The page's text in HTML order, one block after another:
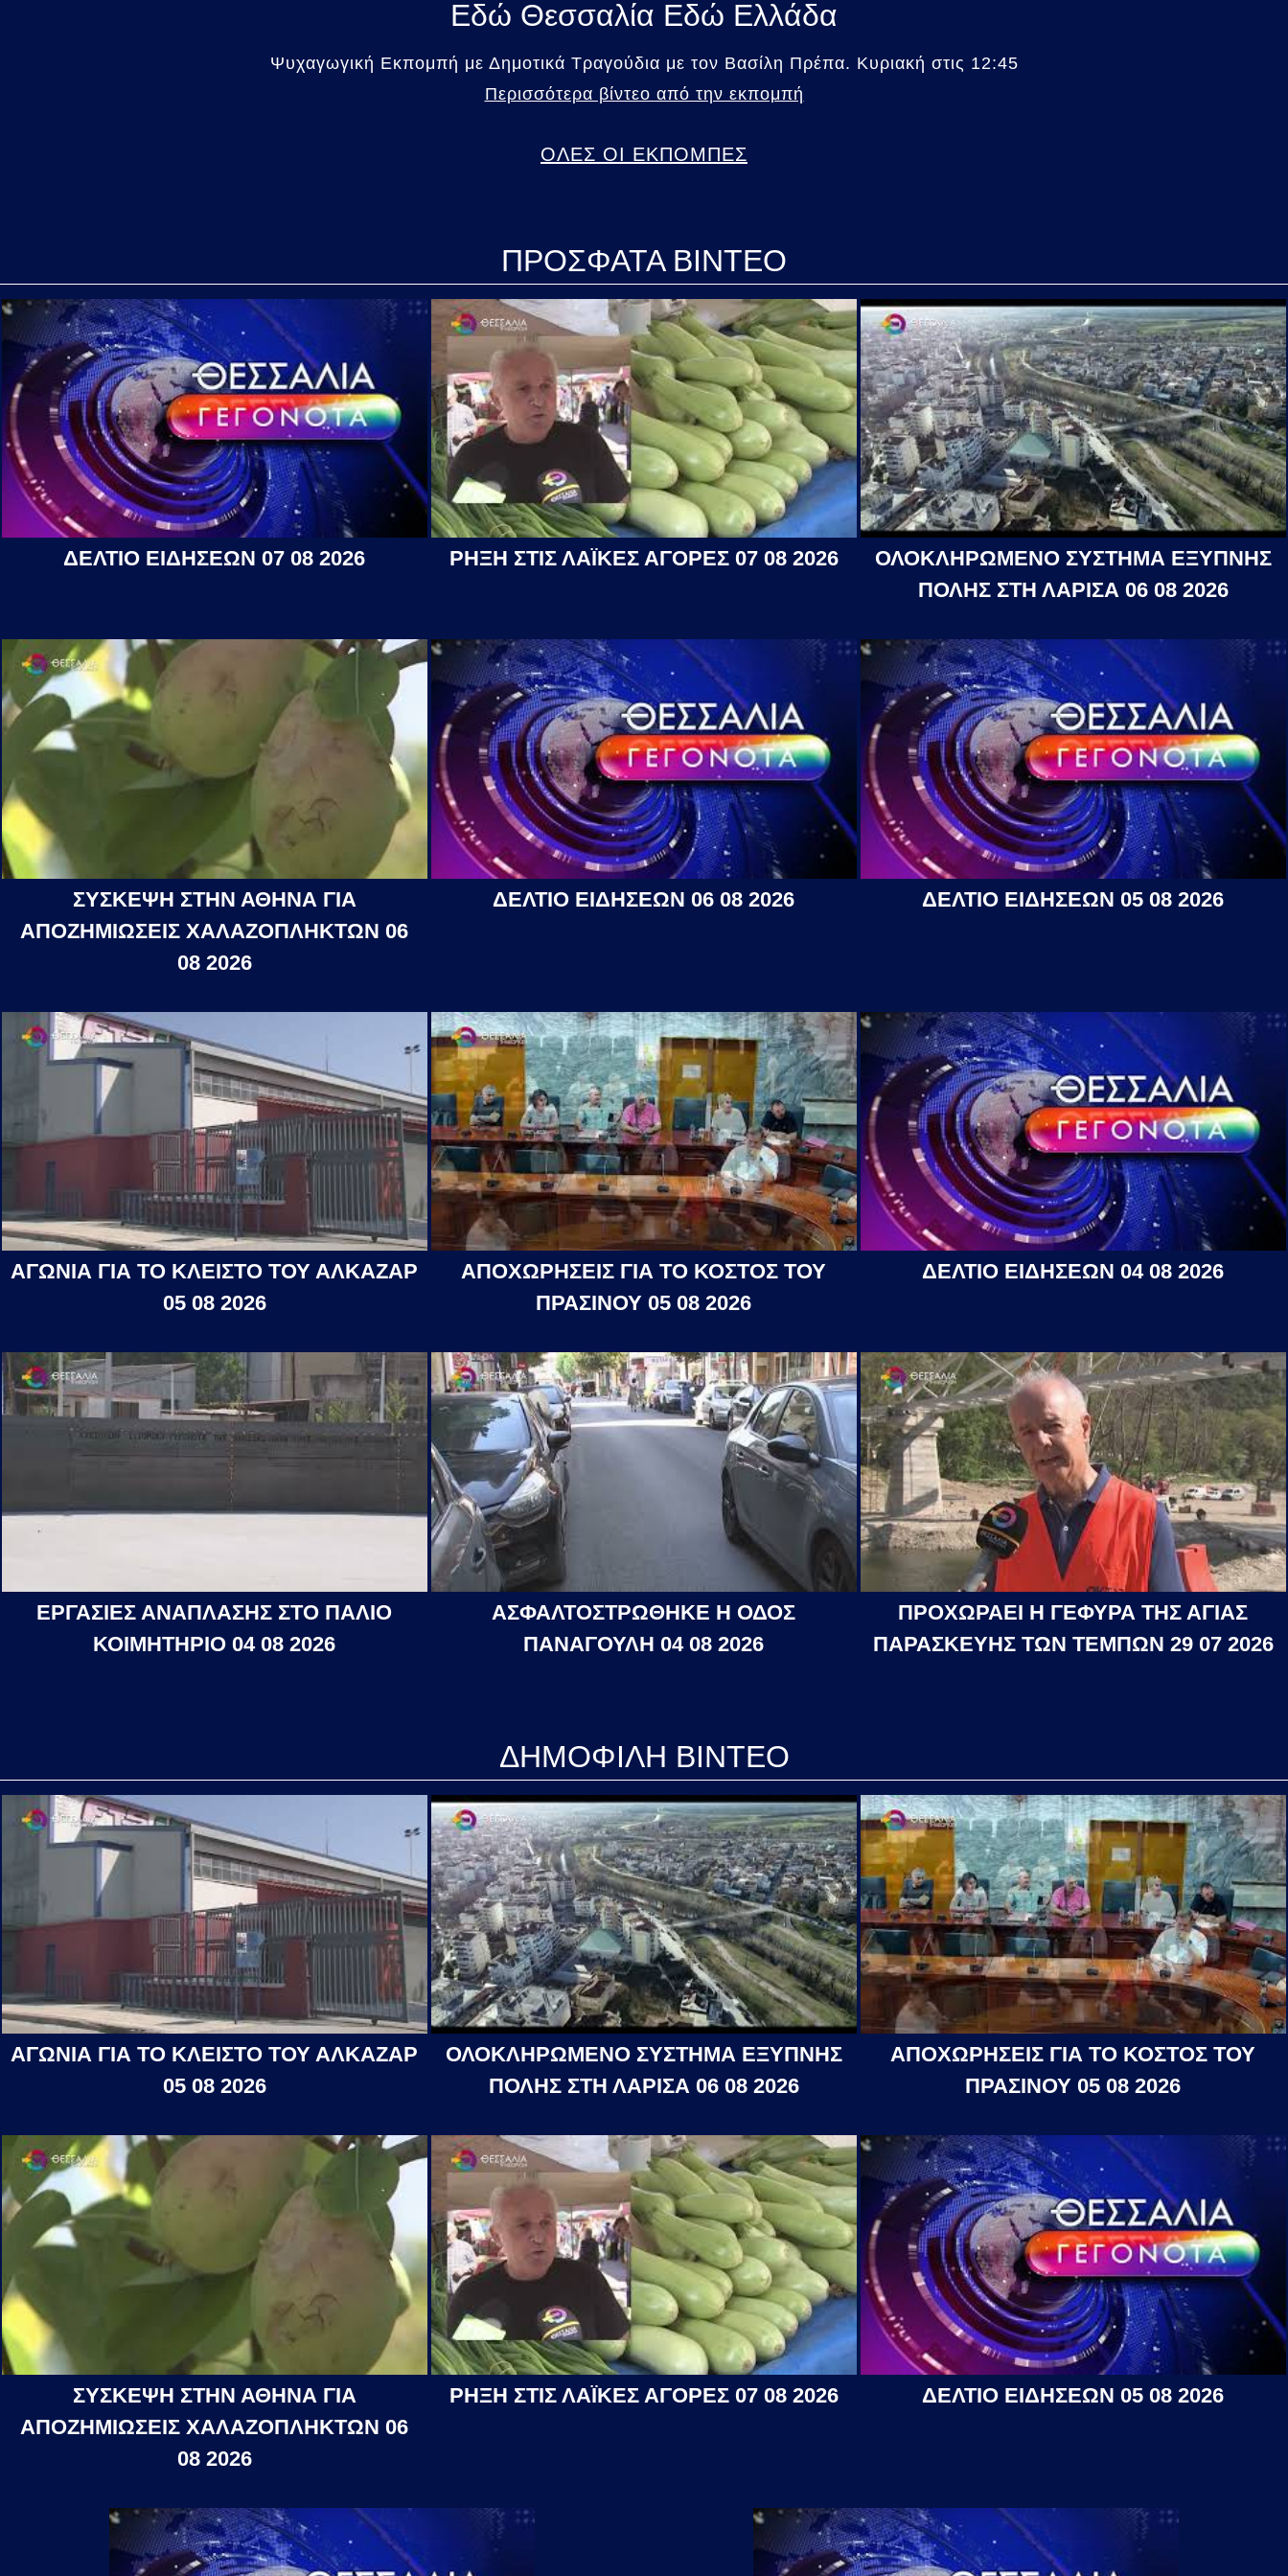
Εδώ Θεσσαλία Εδώ Ελλάδα
Ψυχαγωγική Εκπομπή με Δημοτικά Τραγούδια με τον Βασίλη Πρέπα. Κυριακή στις 12:45
Περισσότερα βίντεο από την εκπομπή
ΟΛΕΣ ΟΙ ΕΚΠΟΜΠΕΣ
ΠΡΟΣΦΑΤΑ ΒΙΝΤΕΟ
ΔΕΛΤΙΟ ΕΙΔΗΣΕΩΝ 07 08 2026 ΡΗΞΗ ΣΤΙΣ ΛΑΪΚΕΣ ΑΓΟΡΕΣ 07 08 2026
ΟΛΟΚΛΗΡΩΜΕΝΟ ΣΥΣΤΗΜΑ ΕΞΥΠΝΗΣ
ΠΟΛΗΣ ΣΤΗ ΛΑΡΙΣΑ 06 08 2026
ΣΥΣΚΕΨΗ ΣΤΗΝ ΑΘΗΝΑ ΓΙΑ
ΑΠΟΖΗΜΙΩΣΕΙΣ ΧΑΛΑΖΟΠΛΗΚΤΩΝ 06
08 2026
ΔΕΛΤΙΟ ΕΙΔΗΣΕΩΝ 06 08 2026 ΔΕΛΤΙΟ ΕΙΔΗΣΕΩΝ 05 08 2026
ΑΓΩΝΙΑ ΓΙΑ ΤΟ ΚΛΕΙΣΤΟ ΤΟΥ ΑΛΚΑΖΑΡ
05 08 2026
ΑΠΟΧΩΡΗΣΕΙΣ ΓΙΑ ΤΟ ΚΟΣΤΟΣ ΤΟΥ
ΠΡΑΣΙΝΟΥ 05 08 2026
ΔΕΛΤΙΟ ΕΙΔΗΣΕΩΝ 04 08 2026
ΕΡΓΑΣΙΕΣ ΑΝΑΠΛΑΣΗΣ ΣΤΟ ΠΑΛΙΟ
ΚΟΙΜΗΤΗΡΙΟ 04 08 2026
ΑΣΦΑΛΤΟΣΤΡΩΘΗΚΕ Η ΟΔΟΣ
ΠΑΝΑΓΟΥΛΗ 04 08 2026
ΠΡΟΧΩΡΑΕΙ Η ΓΕΦΥΡΑ ΤΗΣ ΑΓΙΑΣ
ΠΑΡΑΣΚΕΥΗΣ ΤΩΝ ΤΕΜΠΩΝ 29 07 2026
ΔΗΜΟΦΙΛΗ ΒΙΝΤΕΟ
ΑΓΩΝΙΑ ΓΙΑ ΤΟ ΚΛΕΙΣΤΟ ΤΟΥ ΑΛΚΑΖΑΡ
05 08 2026
ΟΛΟΚΛΗΡΩΜΕΝΟ ΣΥΣΤΗΜΑ ΕΞΥΠΝΗΣ
ΠΟΛΗΣ ΣΤΗ ΛΑΡΙΣΑ 06 08 2026
ΑΠΟΧΩΡΗΣΕΙΣ ΓΙΑ ΤΟ ΚΟΣΤΟΣ ΤΟΥ
ΠΡΑΣΙΝΟΥ 05 08 2026
ΣΥΣΚΕΨΗ ΣΤΗΝ ΑΘΗΝΑ ΓΙΑ
ΑΠΟΖΗΜΙΩΣΕΙΣ ΧΑΛΑΖΟΠΛΗΚΤΩΝ 06
08 2026
ΡΗΞΗ ΣΤΙΣ ΛΑΪΚΕΣ ΑΓΟΡΕΣ 07 08 2026 ΔΕΛΤΙΟ ΕΙΔΗΣΕΩΝ 05 08 2026